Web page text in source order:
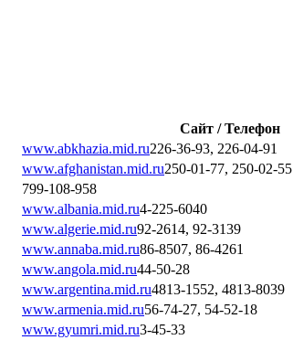
Сайт / Телефон
www.abkhazia.mid.ru226-36-93, 226-04-91
www.afghanistan.mid.ru250-01-77, 250-02-55
799-108-958
www.albania.mid.ru4-225-6040
www.algerie.mid.ru92-2614, 92-3139
www.annaba.mid.ru86-8507, 86-4261
www.angola.mid.ru44-50-28
www.argentina.mid.ru4813-1552, 4813-8039
www.armenia.mid.ru56-74-27, 54-52-18
www.gyumri.mid.ru3-45-33